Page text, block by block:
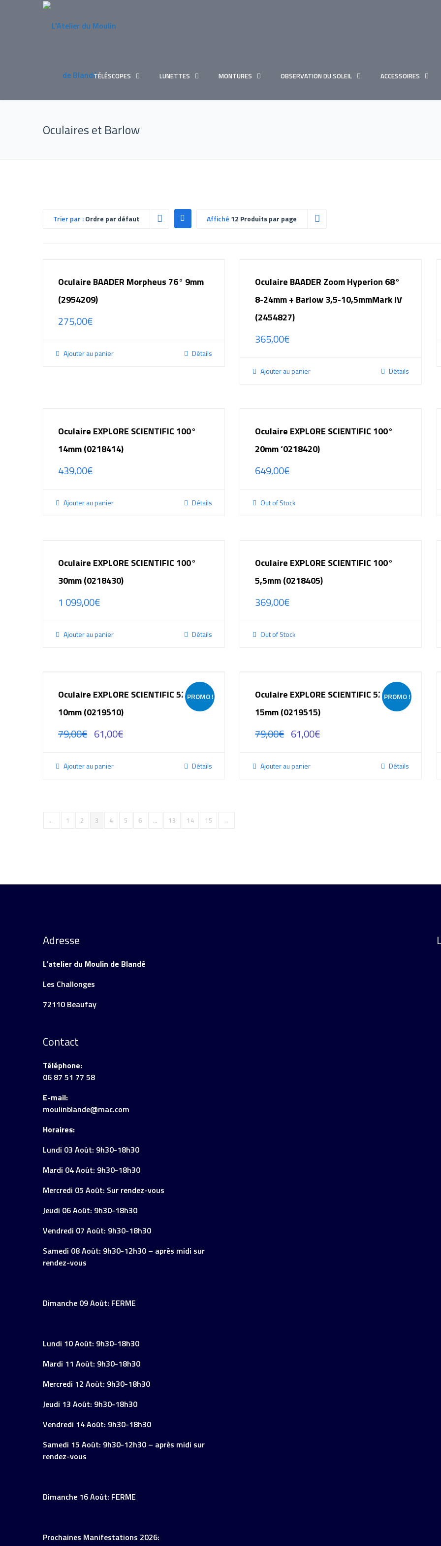
TÉLÉSCOPES LUNETTES MONTURES OBSERVATION DU SOLEIL ACCESSOIRES
Oculaires et Barlow
Trier par :Ordre par défaut Affiché 12 Produits par page
Oculaire BAADER Morpheus 76° 9mm
(2954209)
275,00€
Ajouter au panier Détails
Oculaire BAADER Zoom Hyperion 68°
8-24mm + Barlow 3,5-10,5mmMark IV
(2454827)
365,00€
Ajouter au panier Détails
Oculaire EXPLORE SCIENTIFIC 100°
14mm (0218414)
439,00€
Ajouter au panier Détails
Oculaire EXPLORE SCIENTIFIC 100°
20mm ‘0218420)
649,00€
Out of Stock
Oculaire EXPLORE SCIENTIFIC 100°
30mm (0218430)
1 099,00€
Ajouter au panier Détails
Oculaire EXPLORE SCIENTIFIC 100°
5,5mm (0218405)
369,00€
Out of Stock
PROMO !
Oculaire EXPLORE SCIENTIFIC 52°
10mm (0219510)
79,00€ 61,00€
Ajouter au panier Détails
PROMO !
Oculaire EXPLORE SCIENTIFIC 52°
15mm (0219515)
79,00€ 61,00€
Ajouter au panier Détails
← 1 2 3 4 5 6 … 13 14 15 →
Adresse
L’atelier du Moulin de Blandé
Les Challonges
72110 Beaufay
Contact
Téléphone:
06 87 51 77 58
E-mail:
moulinblande@mac.com
Horaires:
Lundi 03 Août: 9h30-18h30
Mardi 04 Août: 9h30-18h30
Mercredi 05 Août: Sur rendez-vous
Jeudi 06 Août: 9h30-18h30
Vendredi 07 Août: 9h30-18h30
Samedi 08 Août: 9h30-12h30 – après midi sur
rendez-vous
Dimanche 09 Août: FERME
Lundi 10 Août: 9h30-18h30
Mardi 11 Août: 9h30-18h30
Mercredi 12 Août: 9h30-18h30
Jeudi 13 Août: 9h30-18h30
Vendredi 14 Août: 9h30-18h30
Samedi 15 Août: 9h30-12h30 – après midi sur
rendez-vous
Dimanche 16 Août: FERME
Prochaines Manifestations 2026: